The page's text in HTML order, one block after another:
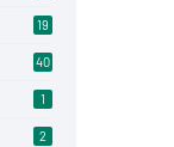
19
40
1
2